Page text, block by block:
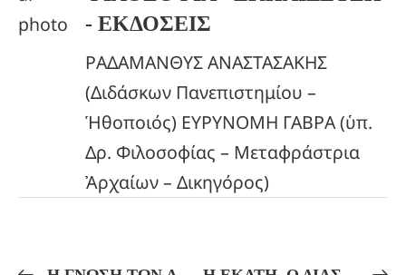
- ΕΚΔΟΣΕΙΣ
ΡΑΔΑΜΑΝΘΥΣ ΑΝΑΣΤΑΣΑΚΗΣ
(Διδάσκων Πανεπιστημίου –
Ἡθοποιός) ΕΥΡΥΝΟΜΗ ΓΑΒΡΑ (ὑπ.
Δρ. Φιλοσοφίας – Μεταφράστρια
Ἀρχαίων – Δικηγόρος)